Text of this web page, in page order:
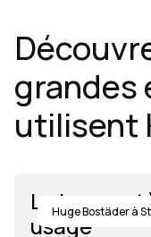
grandes
utilisent
Huge Bostäder à
Le bon
usage